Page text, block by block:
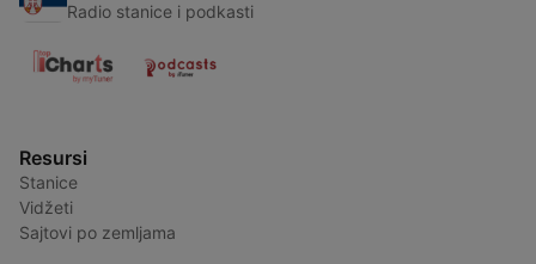
Radio stanice i podkasti
Resursi
Stanice
Vidžeti
Sajtovi po zemljama